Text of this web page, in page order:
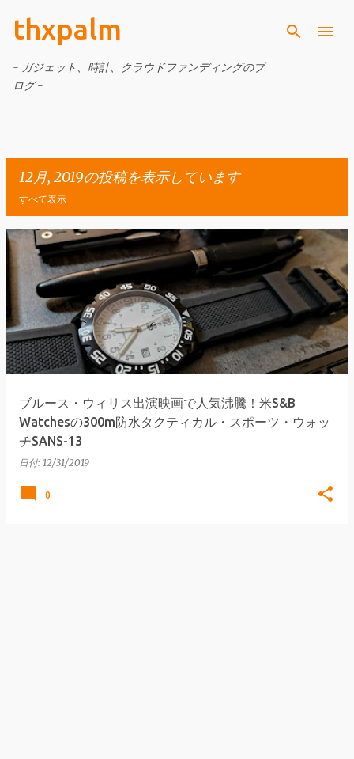
スキップしてメイン コンテンツに移動
thxpalm
- ガジェット、時計、クラウドファンディングのブ
ログ -
12月, 2019の投稿を表示しています
すべて表示
投
ブルース・ウィリス出演映画で人気沸騰！米S&B
Watchesの300m防水タクティカル・スポーツ・ウォッ
チSANS-13
日付: 12/31/2019
0